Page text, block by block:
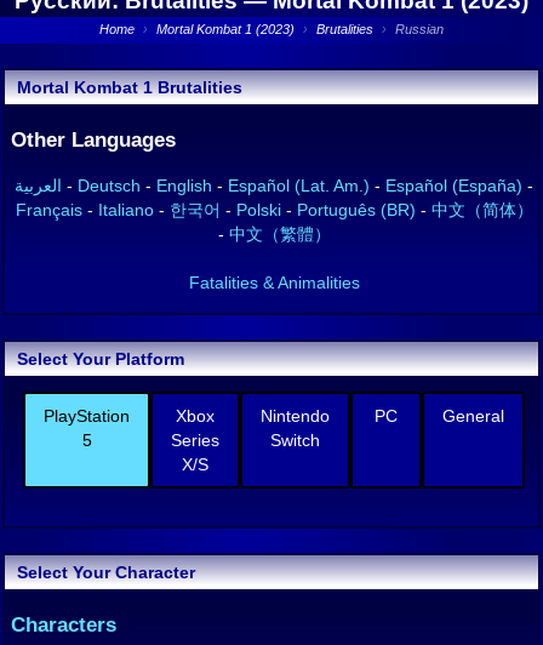
Home › Mortal Kombat 1 (2023) › Brutalities › Russian
Mortal Kombat 1 Brutalities
Other Languages
العربية - Deutsch - English - Español (Lat. Am.) - Español (España) -
Français- Italiano- 한국어 - Polski- Português (BR) - 中文（简体）
- 中文（繁體）
Fatalities & Animalities
Select Your Platform
PlayStation
5
Xbox
Series
X/S
Nintendo
Switch
PC General
Select Your Character
Characters